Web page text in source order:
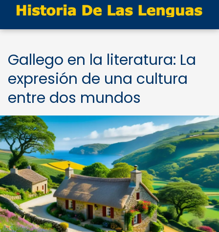
Gallego en la literatura: La
expresión de una cultura
entre dos mundos